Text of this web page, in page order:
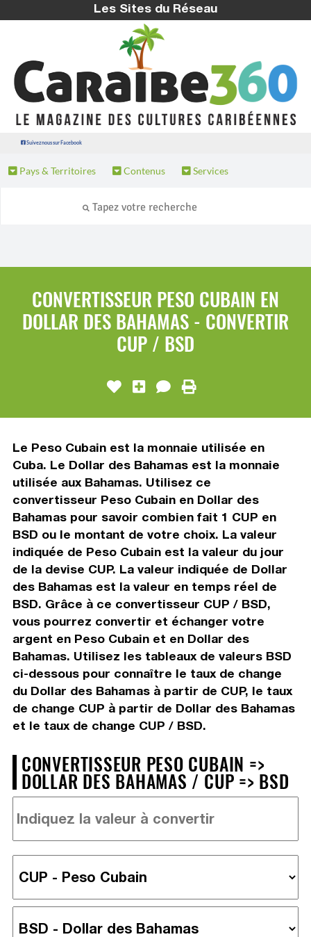
Les Sites du Réseau
Suivez nous sur Facebook
Pays & Territoires Contenus Services
CONVERTISSEUR PESO CUBAIN EN
DOLLAR DES BAHAMAS - CONVERTIR
CUP / BSD
Le Peso Cubain est la monnaie utilisée en
Cuba. Le Dollar des Bahamas est la monnaie
utilisée aux Bahamas. Utilisez ce
convertisseur Peso Cubain en Dollar des
Bahamas pour savoir combien fait 1 CUP en
BSD ou le montant de votre choix. La valeur
indiquée de Peso Cubain est la valeur du jour
de la devise CUP. La valeur indiquée de Dollar
des Bahamas est la valeur en temps réel de
BSD. Grâce à ce convertisseur CUP / BSD,
vous pourrez convertir et échanger votre
argent en Peso Cubain et en Dollar des
Bahamas. Utilisez les tableaux de valeurs BSD
ci-dessous pour connaître le taux de change
du Dollar des Bahamas à partir de CUP, le taux
de change CUP à partir de Dollar des Bahamas
et le taux de change CUP / BSD.
CONVERTISSEUR PESO CUBAIN =>
DOLLAR DES BAHAMAS / CUP => BSD